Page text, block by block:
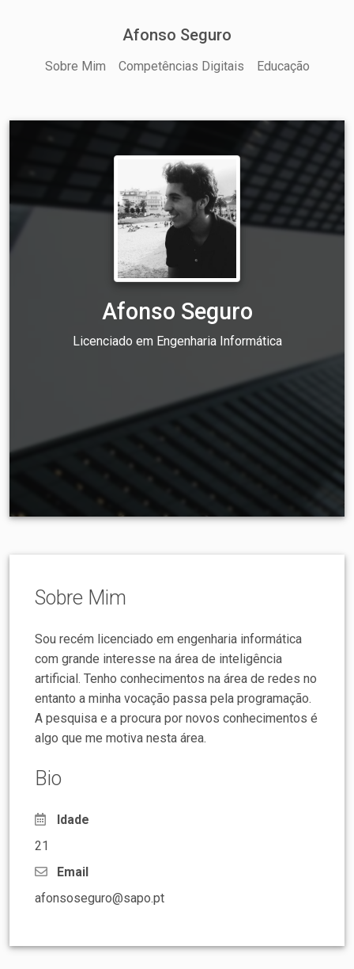
Afonso Seguro
Sobre Mim Competências Digitais Educação
Afonso Seguro
Licenciado em Engenharia Informática
Sobre Mim
Sou recém licenciado em engenharia informática
com grande interesse na área de inteligência
artificial. Tenho conhecimentos na área de redes no
entanto a minha vocação passa pela programação.
A pesquisa e a procura por novos conhecimentos é
algo que me motiva nesta área.
Bio
Idade
21
Email
afonsoseguro@sapo.pt